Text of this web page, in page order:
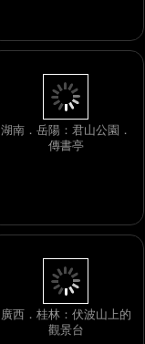
湖南．岳陽：君山公園．
廣西．桂林：伏波山上的